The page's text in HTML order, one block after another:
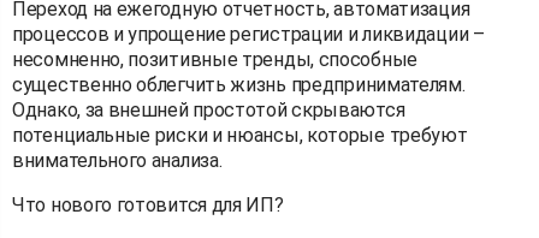
Переход на ежегодную отчетность, автоматизация
процессов и упрощение регистрации и ликвидации –
несомненно, позитивные тренды, способные
существенно облегчить жизнь предпринимателям.
Однако, за внешней простотой скрываются
потенциальные риски и нюансы, которые требуют
внимательного анализа.
Что нового готовится для ИП?